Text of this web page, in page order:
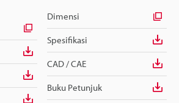
Dimensi
Spesifikasi
CAD / CAE
Buku Petunjuk